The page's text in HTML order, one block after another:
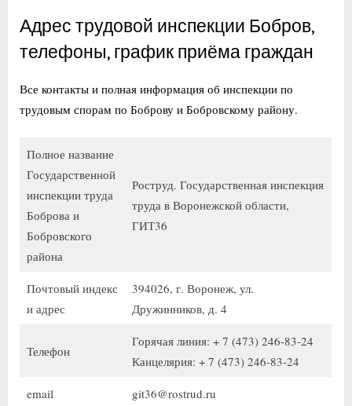
Адрес трудовой инспекции Бобров,
телефоны, график приёма граждан
Все контакты и полная информация об инспекции по
трудовым спорам по Боброву и Бобровскому району.
Полное название
Государственной
инспекции труда
Боброва и
Бобровского
района
Роструд. Государственная инспекция
труда в Воронежской области,
ГИТ36
Почтовый индекс
и адрес
394026, г. Воронеж, ул.
Дружинников, д. 4
Телефон
Горячая линия: + 7 (473) 246-83-24
Канцелярия: + 7 (473) 246-83-24
email git36@rostrud.ru